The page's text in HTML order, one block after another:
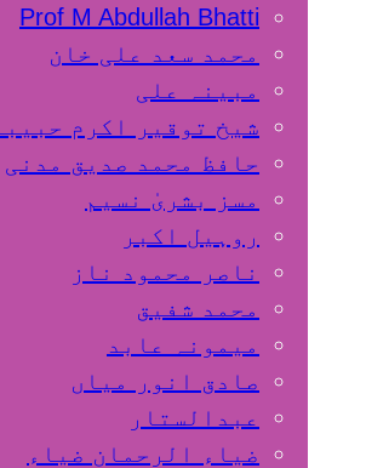
Prof M Abdullah Bhatti
محمد سعد علی خان
مبینہ علی
شیخ توقیر اکرم
حافظ محمد صدیق مدنی
مسز بشریٰ نسیم
روہیل اکبر
ناصر محمود ناز
محمد شفیق
میمونہ عابد
صادق انور میاں
عبدالستار
ضیاء الرحمان ضیاء